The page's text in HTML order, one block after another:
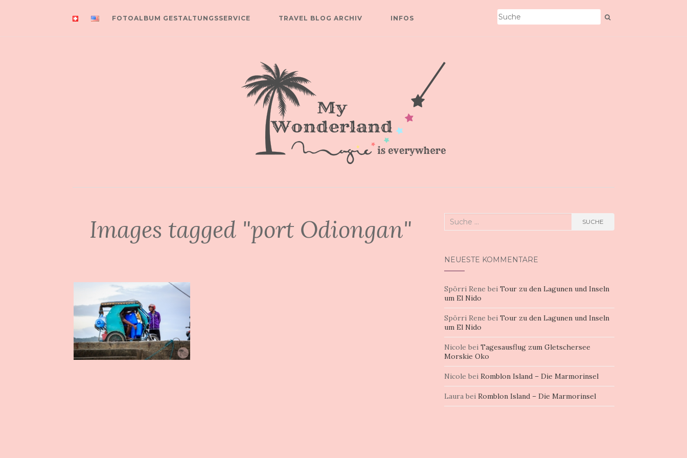
FOTOALBUM GESTALTUNGSSERVICE TRAVEL BLOG ARCHIV INFOS
Images tagged "port Odiongan"
Suche
SUCHE
NEUESTE KOMMENTARE
Spörri Rene bei Tour zu den Lagunen und Inseln
um El Nido
Spörri Rene bei Tour zu den Lagunen und Inseln
um El Nido
Nicole bei Tagesausflug zum Gletschersee
Morskie Oko
Nicole bei Romblon Island – Die Marmorinsel
Laurabei Romblon Island – Die Marmorinsel